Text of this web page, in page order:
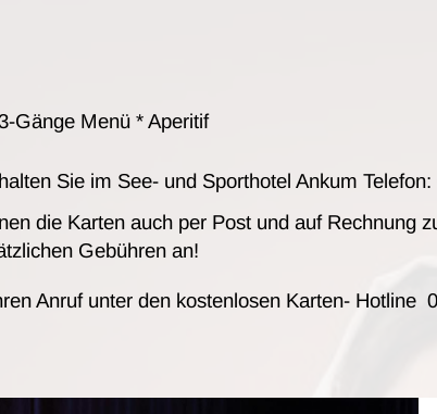
Gänge Menü * Aperitif
Sie im See- und Sporthotel Ankum
die Karten auch per Post und auf Rechnung
Gebühren an!
Anruf unter den kostenlosen Karten- Hotline